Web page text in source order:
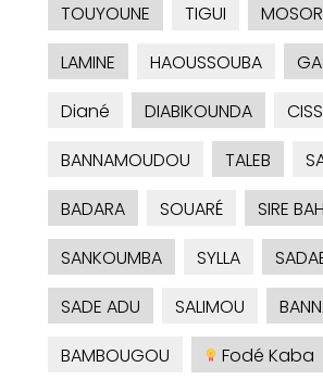
TOUYOUNE
TIGUI
LAMINE
HAOUSSOUBA
Diané
DIABIKOUNDA
BANNAMOUDOU
TALEB
BADARA
SOUARÉ SIRE BAH
SANKOUMBA
SYLLA
SADE ADU
SALIMOU
BAMBOUGOU
Fodé Kaba